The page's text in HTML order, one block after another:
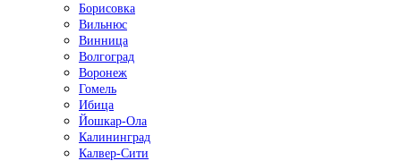
Борисовка
Вильнюс
Винница
Волгоград
Воронеж
Гомель
Ибица
Йошкар-Ола
Калининград
Калвер-Сити